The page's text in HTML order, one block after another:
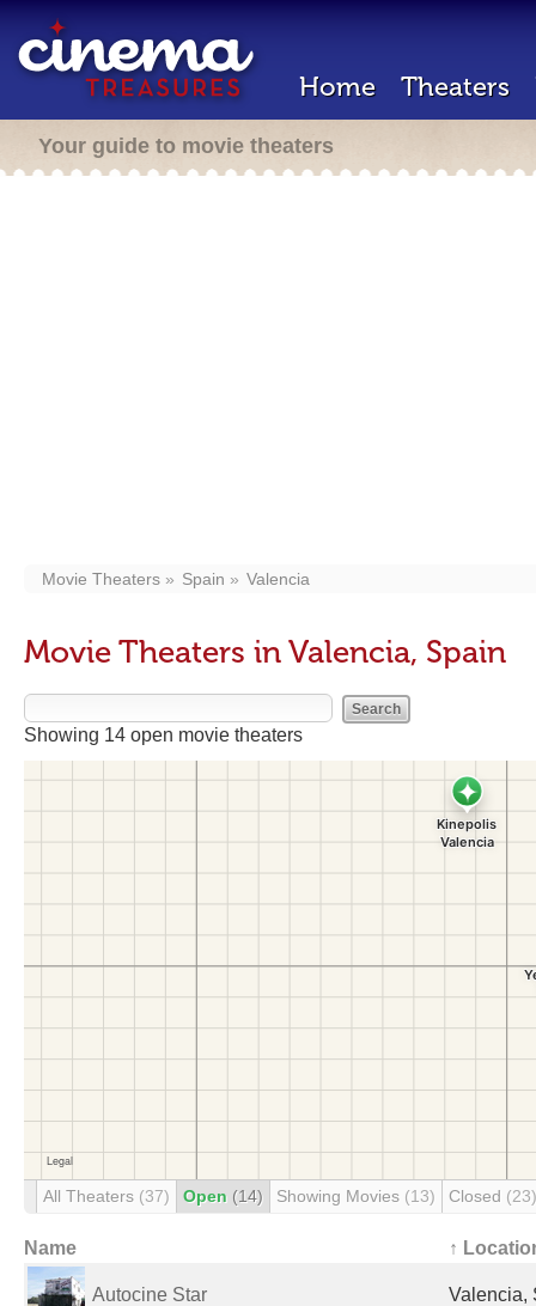
Home Theaters
Your guide to movie theaters
Movie Theaters Spain Valencia
Movie Theaters in Valencia, Spain
Showing 14 open movie theaters
All Theaters (37) Open (14) Showing Movies (13) Closed (23)
Name ↑
Autocine Star Valencia,